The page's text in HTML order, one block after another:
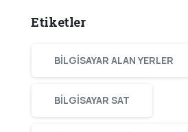
Etiketler
BILGISAYAR ALAN YERLER
BILGISAYAR SAT